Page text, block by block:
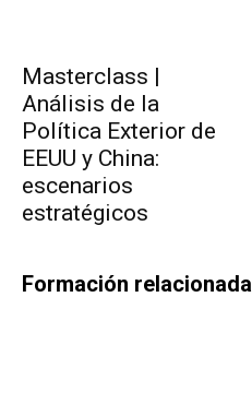
Masterclass |
Análisis de la
Política Exterior de
EEUU y China:
escenarios
estratégicos
Formación relacionada